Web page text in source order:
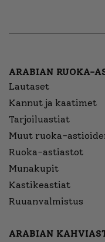
ARABIAN RUOKA-
Lautaset
Kannut ja kaatimet
Tarjoiluastiat
Muut ruoka-
Ruoka-astiastot
Munakupit
Kastikeastiat
Ruuanvalmistus
ARABIAN